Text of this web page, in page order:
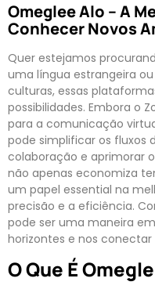
Omeglee Alo – A
Conhecer Novos
Quer estejamos
uma língua estrangeira
culturas, essas
possibilidades. Embora o
para a comunicação
pode simplificar os fluxos
colaboração e aprimorar
não apenas economiza
um papel essential na
precisão e a eficiência.
pode ser uma maneira
horizontes e nos
O Que É